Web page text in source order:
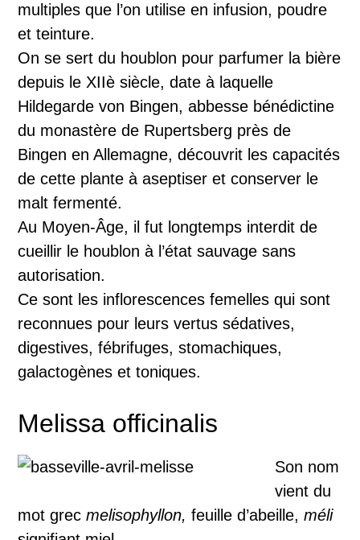
multiples que l’on utilise en infusion, poudre
et teinture.
On se sert du houblon pour parfumer la bière
depuis le XIIè siècle, date à laquelle
Hildegarde von Bingen, abbesse bénédictine
du monastère de Rupertsberg près de
Bingen en Allemagne, découvrit les capacités
de cette plante à aseptiser et conserver le
malt fermenté.
Au Moyen-Âge, il fut longtemps interdit de
cueillir le houblon à l’état sauvage sans
autorisation.
Ce sont les inflorescences femelles qui sont
reconnues pour leurs vertus sédatives,
digestives, fébrifuges, stomachiques,
galactogènes et toniques.
Melissa officinalis
Son nom
vient du
mot grecmelisophyllon,feuille d’abeille,méli